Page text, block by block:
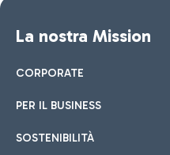
La nostra Mission
CORPORATE
PER IL BUSINESS
SOSTENIBILITÀ